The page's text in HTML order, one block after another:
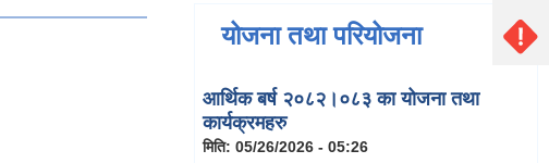
योजना तथा परियोजना
आर्थिक बर्ष २०८२।०८३ का योजना तथा
कार्यक्रमहरु
मिति: 05/26/2026 - 05:26